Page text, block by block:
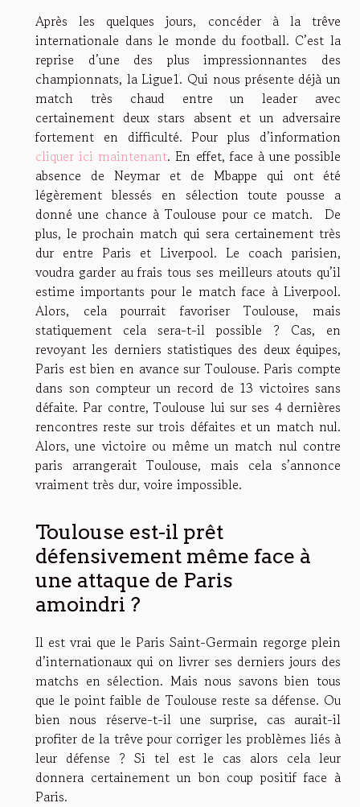
Après les quelques jours, concéder à la trêve
internationale dans le monde du football. C’est la
reprise d’une des plus impressionnantes des
championnats, la Ligue1. Qui nous présente déjà un
match très chaud entre un leader avec
certainement deux stars absent et un adversaire
fortement en difficulté. Pour plus d’information
cliquer ici maintenant. En effet, face à une possible
absence de Neymar et de Mbappe qui ont été
légèrement blessés en sélection toute pousse a
donné une chance à Toulouse pour ce match. De
plus, le prochain match qui sera certainement très
dur entre Paris et Liverpool. Le coach parisien,
voudra garder au frais tous ses meilleurs atouts qu’il
estime importants pour le match face à Liverpool.
Alors, cela pourrait favoriser Toulouse, mais
statiquement cela sera-t-il possible ? Cas, en
revoyant les derniers statistiques des deux équipes,
Paris est bien en avance sur Toulouse. Paris compte
dans son compteur un record de 13 victoires sans
défaite. Par contre, Toulouse lui sur ses 4 dernières
rencontres reste sur trois défaites et un match nul.
Alors, une victoire ou même un match nul contre
paris arrangerait Toulouse, mais cela s’annonce
vraiment très dur, voire impossible.
Toulouse est-il prêt
défensivement même face à
une attaque de Paris
amoindri ?
Il est vrai que le Paris Saint-Germain regorge plein
d’internationaux qui on livrer ses derniers jours des
matchs en sélection. Mais nous savons bien tous
que le point faible de Toulouse reste sa défense. Ou
bien nous réserve-t-il une surprise, cas aurait-il
profiter de la trêve pour corriger les problèmes liés à
leur défense ? Si tel est le cas alors cela leur
donnera certainement un bon coup positif face à
Paris.